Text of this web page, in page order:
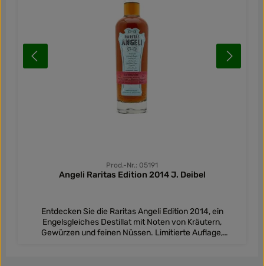
Prod.-Nr.: 05191
Angeli Raritas Edition 2014 J. Deibel
Entdecken Sie die Raritas Angeli Edition 2014, ein
Engelsgleiches Destillat mit Noten von Kräutern,
Gewürzen und feinen Nüssen. Limitierte Auflage,